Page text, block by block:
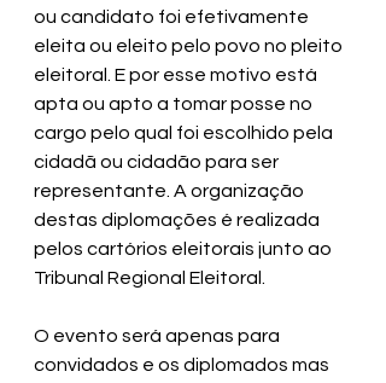
ou candidato foi efetivamente
eleita ou eleito pelo povo no pleito
eleitoral. E por esse motivo está
apta ou apto a tomar posse no
cargo pelo qual foi escolhido pela
cidadã ou cidadão para ser
representante. A organização
destas diplomações é realizada
pelos cartórios eleitorais junto ao
Tribunal Regional Eleitoral.
O evento será apenas para
convidados e os diplomados mas